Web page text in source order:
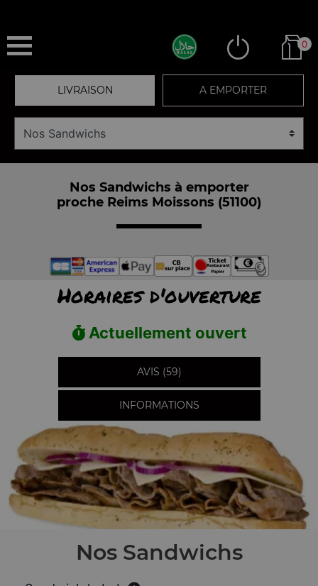
0
LIVRAISON A EMPORTER
Nos Sandwichs à emporter
proche Reims Moissons (51100)
Horaires d'ouverture
Actuellement ouvert
AVIS (59)
INFORMATIONS
Nos Sandwichs